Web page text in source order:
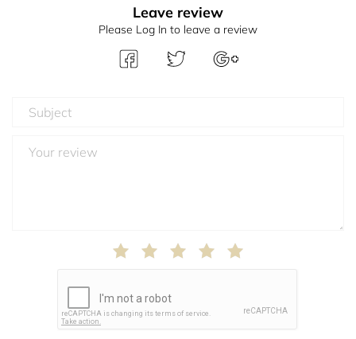
Leave review
Please Log In to leave a review